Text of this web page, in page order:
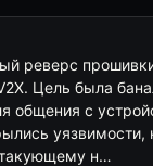
реверс
Цель была
общения с
н…